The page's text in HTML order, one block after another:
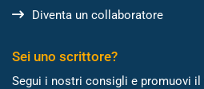
Diventa un collaboratore
Sei uno scrittore?
Segui i nostri consigli e promuovi